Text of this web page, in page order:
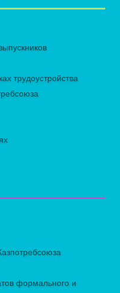
трудоустройства
формального и